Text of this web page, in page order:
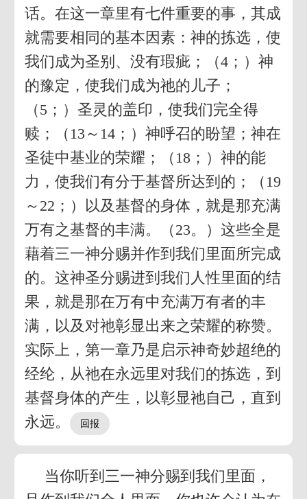
话。在这一章里有七件重要的事，其成
就需要相同的基本因素：神的拣选，使
我们成为圣别、没有瑕疵；（4；）神
的豫定，使我们成为祂的儿子；
（5；）圣灵的盖印，使我们完全得
赎；（13～14；）神呼召的盼望；神在
圣徒中基业的荣耀；（18；）神的能
力，使我们有分于基督所达到的；（19
～22；）以及基督的身体，就是那充满
万有之基督的丰满。（23。）这些全是
藉着三一神分赐并作到我们里面所完成
的。这神圣分赐进到我们人性里面的结
果，就是那在万有中充满万有者的丰
满，以及对祂彰显出来之荣耀的称赞。
实际上，第一章乃是启示神奇妙超绝的
经纶，从祂在永远里对我们的拣选，到
基督身体的产生，以彰显祂自己，直到
永远。
当你听到三一神分赐到我们里面，